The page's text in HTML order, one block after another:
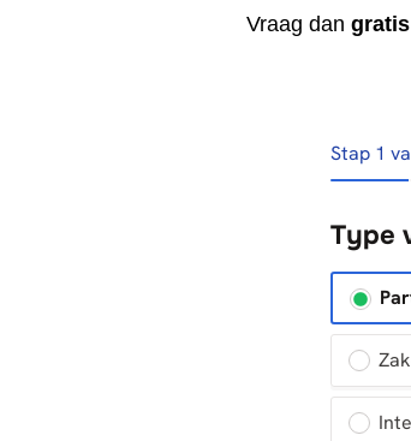
Vraag dangratis